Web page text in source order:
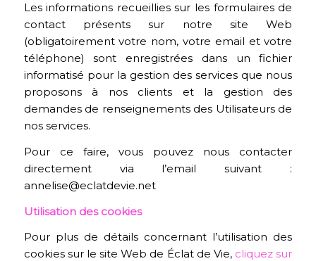
Les informations recueillies sur les formulaires de
contact présents sur notre site Web
(obligatoirement votre nom, votre email et votre
téléphone) sont enregistrées dans un fichier
informatisé pour la gestion des services que nous
proposons à nos clients et la gestion des
demandes de renseignements des Utilisateurs de
nos services.
Pour ce faire, vous pouvez nous contacter
directement via l’email suivant :
annelise@eclatdevie.net
Utilisation des cookies
Pour plus de détails concernant l’utilisation des
cookies sur le site Web de Éclat de Vie, cliquez sur